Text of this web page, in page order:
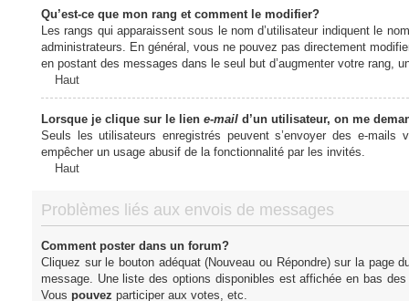
Qu’est-ce que mon rang et comment le modifier?
Les rangs qui apparaissent sous le nom d’utilisateur indiquent le
administrateurs. En général, vous ne pouvez pas directement
en postant des messages dans le seul but d’augmenter votre rang,
Haut
Lorsque je clique sur le lien e-maild’un utilisateur, on me
Seuls les utilisateurs enregistrés peuvent s’envoyer des e-
empêcher un usage abusif de la fonctionnalité par les invités.
Haut
Problèmes liés aux envois de messages
Comment poster dans un forum?
Cliquez sur le bouton adéquat (Nouveau ou Répondre) sur la page
message. Une liste des options disponibles est affichée en bas
Vous pouvez participer aux votes, etc.